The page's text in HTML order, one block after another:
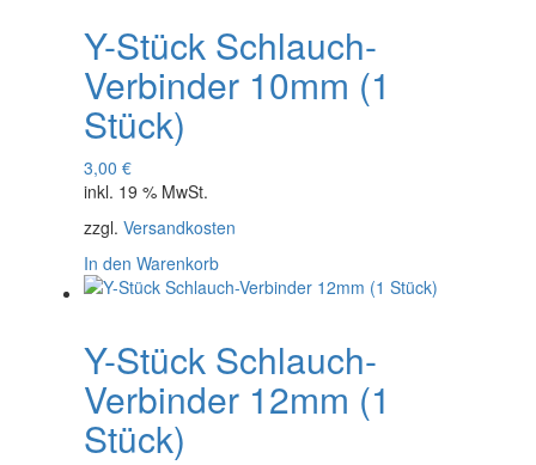
Y-Stück Schlauch-
Verbinder 10mm (1
Stück)
3,00 €
inkl. 19 % MwSt.
zzgl. Versandkosten
In den Warenkorb
Y-Stück Schlauch-
Verbinder 12mm (1
Stück)